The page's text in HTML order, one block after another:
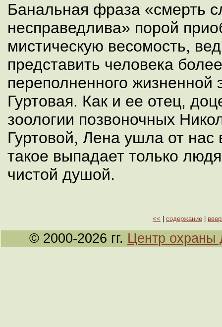
Банальная фраза «смерть
несправедлива» порой
мистическую весомость,
представить человека
переполненного жизненной
Гуртовая. Как и ее отец,
зоологии позвоночных
Гуртовой, Лена ушла от нас
такое выпадает только
чистой душой.
<< содержание
© 2000-2026 гг. Центр охраны